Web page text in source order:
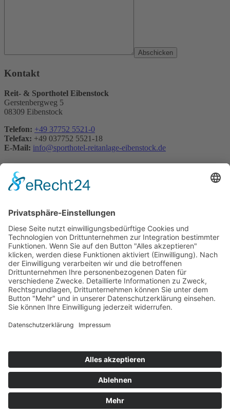
Abschicken
Kontakt
Reit- & Sporthotel Eibenstock
Gerstenbergweg 5
08309 Eibenstock
Telefon: +49 37752 5521-0
Telefax: +49 037752 5521-18
E-Mail: info@sporthotel-reitanlage-eibenstock.de
Reit- & Sporthotel Eibenstock
Telefax:+49 037752 5521-18
E-Mail: info@sporthotel-reitanlage-eibenstock.de
Informationen
Datenschutz
Impressum
Kontakt
Karriere
Home
Unser Reit- und Sporthotel befindet sich im wunderschönen
Naturpark Erzgebirge / Vogtland direkt oberhalb der zweitgrößten
Trinkwassertalsperre Deutschlands.
Flyer Reit- & Sporthotel Eibenstock